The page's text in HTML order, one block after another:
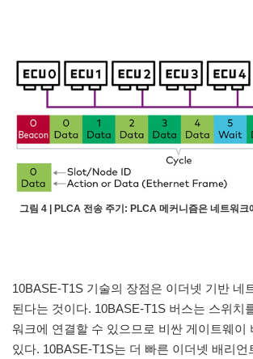
그림 4 | PLCA 전송 주기: PLCA 메커니즘은 네트워크
10BASE-T1S 기술의 장점은 이더넷 기반 네
된다는 것이다. 10BASE-T1S 버스는 스위치
워크에 연결할 수 있으므로 비싼 게이트웨이
있다. 10BASE-T1S는 더 빠른 이더넷 배리언